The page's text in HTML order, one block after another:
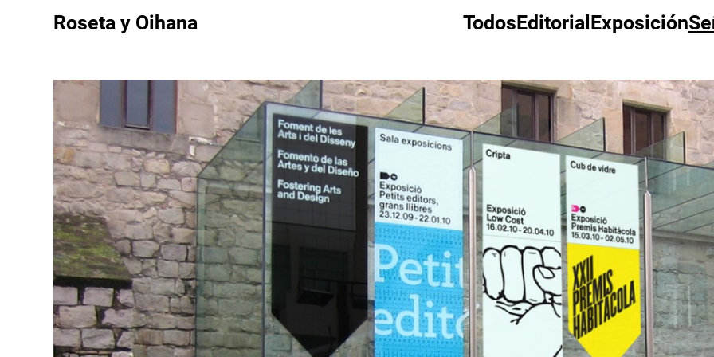
Roseta y Oihana TodosEditorial Exposición